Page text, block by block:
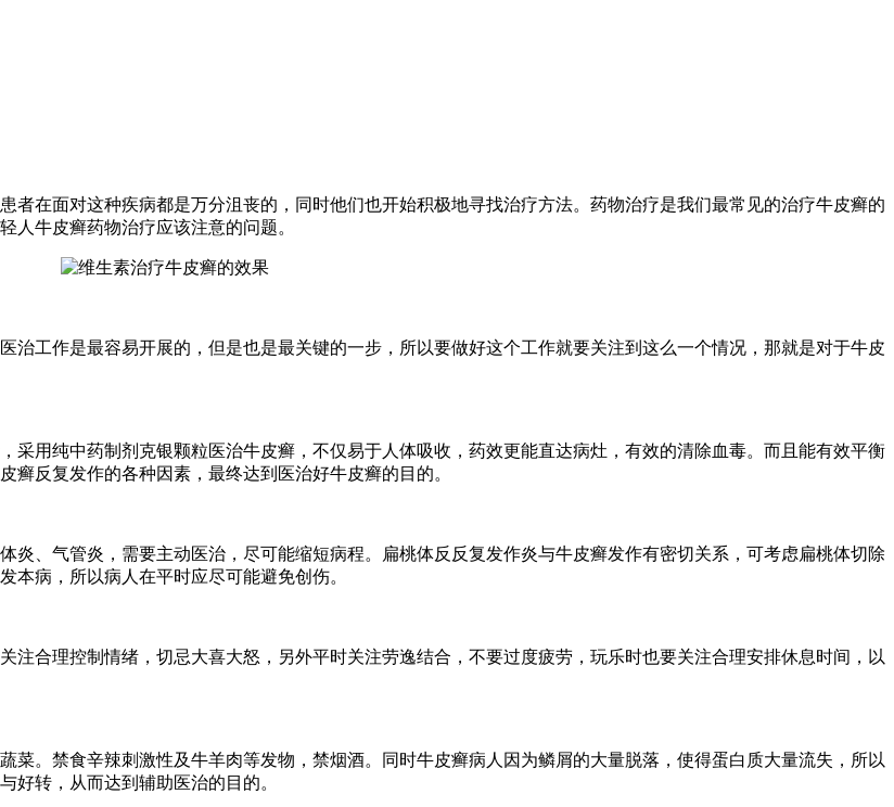
在面对这种疾病都是万分沮丧的，同时他们也开始积极地寻找治疗方法。药物治疗是我们最常见的治疗牛皮癣的
人牛皮癣药物治疗应该注意的问题。
工作是最容易开展的，但是也是最关键的一步，所以要做好这个工作就要关注到这么一个情况，那就是对于牛皮
用纯中药制剂克银颗粒医治牛皮癣，不仅易于人体吸收，药效更能直达病灶，有效的清除血毒。而且能有效平衡
反复发作的各种因素，最终达到医治好牛皮癣的目的。
、气管炎，需要主动医治，尽可能缩短病程。扁桃体反反复发作炎与牛皮癣发作有密切关系，可考虑扁桃体切除
本病，所以病人在平时应尽可能避免创伤。
合理控制情绪，切忌大喜大怒，另外平时关注劳逸结合，不要过度疲劳，玩乐时也要关注合理安排休息时间，以
。禁食辛辣刺激性及牛羊肉等发物，禁烟酒。同时牛皮癣病人因为鳞屑的大量脱落，使得蛋白质大量流失，所以
好转，从而达到辅助医治的目的。